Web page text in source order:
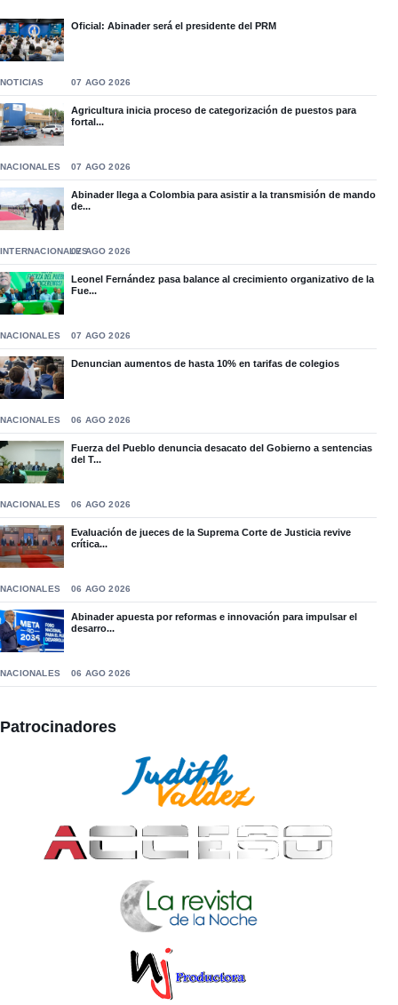
Oficial: Abinader será el presidente del PRM
NOTICIAS 07 AGO 2026
Agricultura inicia proceso de categorización de puestos para
fortal...
NACIONALES 07 AGO 2026
Abinader llega a Colombia para asistir a la transmisión de mando
de...
INTERNACIONALES07 AGO 2026
Leonel Fernández pasa balance al crecimiento organizativo de la
Fue...
NACIONALES 07 AGO 2026
Denuncian aumentos de hasta 10% en tarifas de colegios
NACIONALES 06 AGO 2026
Fuerza del Pueblo denuncia desacato del Gobierno a sentencias
del T...
NACIONALES 06 AGO 2026
Evaluación de jueces de la Suprema Corte de Justicia revive
crítica...
NACIONALES 06 AGO 2026
Abinader apuesta por reformas e innovación para impulsar el
desarro...
NACIONALES 06 AGO 2026
Patrocinadores